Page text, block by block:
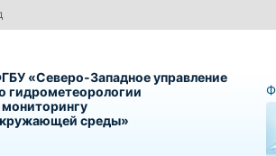
«Северо-Западное управление
гидрометеорологии
мониторингу
среды»